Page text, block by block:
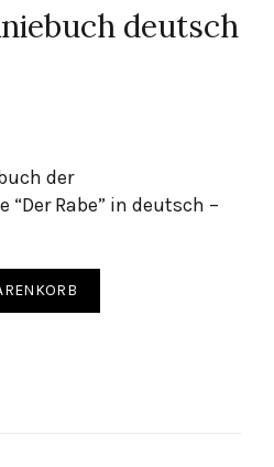
deutsch
der
Rabe” in deutsch –